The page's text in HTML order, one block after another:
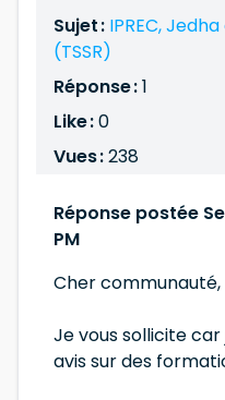
Sujet : IPREC,
(TSSR)
Réponse :1
Like :0
Vues :238
Réponse postée
PM
Cher communauté,
Je vous sollicite
avis sur des